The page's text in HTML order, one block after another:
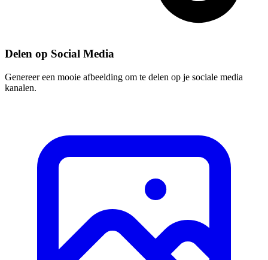
Delen op Social Media
Genereer een mooie afbeelding om te delen op je sociale media
kanalen.